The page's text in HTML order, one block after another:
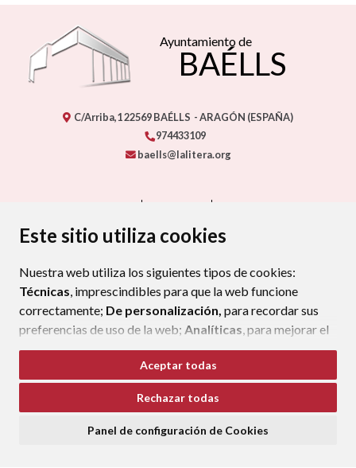
Este sitio utiliza cookies
Nuestra web utiliza los siguientes tipos de cookies:
Técnicas, imprescindibles para que la web funcione
correctamente; De personalización, para recordar sus
preferencias de uso de la web; Analíticas, para mejorar el
funcionamiento de la web y sus servicios.
Si acepta pulsando el botón“Aceptar todas”
consideramos que acepta su uso. Si pulsa el botón
ninguna acción, se guardarán las cookies técnicas
Aceptar todas
Rechazar todas
Panel de configuración de Cookies
Ayuntamiento de
BAÉLLS
C/Arriba,122569BAÉLLS - ARAGÓN (ESPAÑA)
974433109
baells@lalitera.org
PROTECCIÓN DE DATOS
POLÍTICA DE COOKIES